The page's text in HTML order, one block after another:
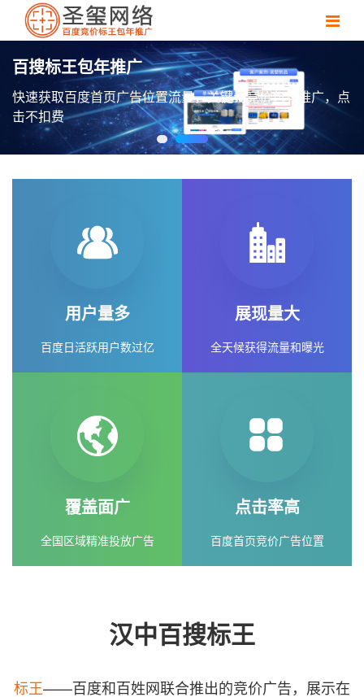
用户量多
百度日活跃用户数过亿
展现量大
全天候获得流量和曝光
覆盖面广
全国区域精准投放广告
点击率高
百度首页竞价广告位置
汉中百搜标王
标王——百度和百姓网联合推出的竞价广告，展示在